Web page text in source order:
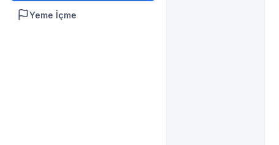
Yeme İçme